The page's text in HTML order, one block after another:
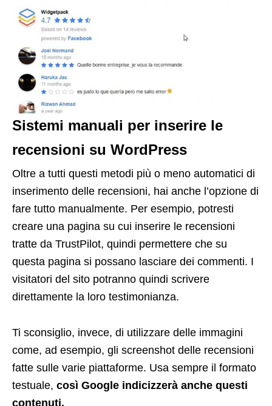
Sistemi manuali per inserire le
recensioni su WordPress
Oltre a tutti questi metodi più o meno automatici di
inserimento delle recensioni, hai anche l’opzione di
fare tutto manualmente. Per esempio, potresti
creare una pagina su cui inserire le recensioni
tratte da TrustPilot, quindi permettere che su
questa pagina si possano lasciare dei commenti. I
visitatori del sito potranno quindi scrivere
direttamente la loro testimonianza.
Ti sconsiglio, invece, di utilizzare delle immagini
come, ad esempio, gli screenshot delle recensioni
fatte sulle varie piattaforme. Usa sempre il formato
testuale, così Google indicizzerà anche questi
contenuti.